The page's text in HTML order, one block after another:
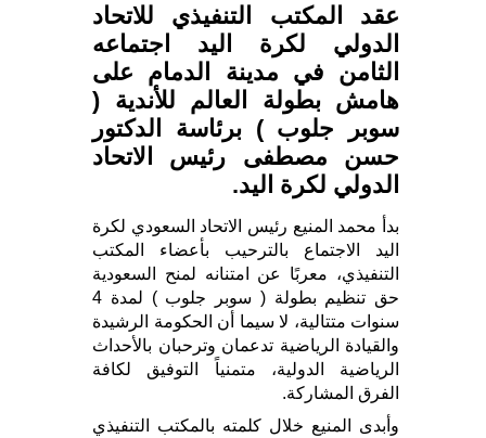
عقد المكتب التنفيذي للاتحاد
الدولي لكرة اليد اجتماعه
الثامن في مدينة الدمام على
هامش بطولة العالم للأندية (
سوبر جلوب ) برئاسة الدكتور
حسن مصطفى رئيس الاتحاد
الدولي لكرة اليد.
بدأ محمد المنيع رئيس الاتحاد السعودي لكرة
اليد الاجتماع بالترحيب بأعضاء المكتب
التنفيذي، معربًا عن امتنانه لمنح السعودية
حق تنظيم بطولة ( سوبر جلوب ) لمدة 4
سنوات متتالية، لا سيما أن الحكومة الرشيدة
والقيادة الرياضية تدعمان وترحبان بالأحداث
الرياضية الدولية، متمنياً التوفيق لكافة
الفرق المشاركة.
وأبدى المنيع خلال كلمته بالمكتب التنفيذي